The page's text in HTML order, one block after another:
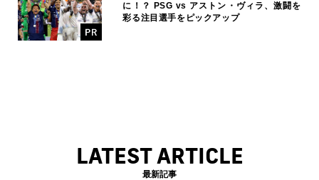
に！？ PSG vs アストン・ヴィラ、激闘を
彩る注目選手をピックアップ
LATEST ARTICLE
最新記事